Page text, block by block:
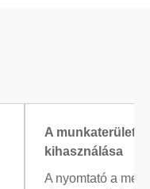
A munkaterület
kihasználása
A nyomtató a